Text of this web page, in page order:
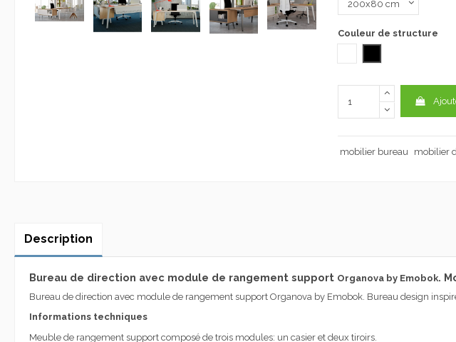
Couleur de structure
mobilier bureau mobilier
Description
Bureau de direction avec module de rangement support Organova by Emobok.
Bureau de direction avec module de rangement support Organova by Emobok. Bureau design
Informations techniques
Meuble de rangement support composé de trois modules: un casier et deux tiroirs.